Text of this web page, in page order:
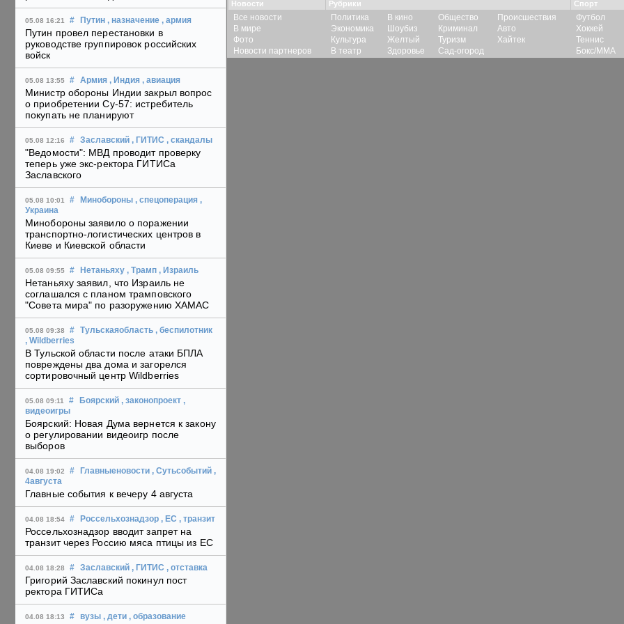
05.08 16:21 # Путин , назначение , армия
Путин провел перестановки в
руководстве группировок российских
войск
05.08 13:55 # Армия , Индия , авиация
Министр обороны Индии закрыл вопрос
о приобретении Су-57: истребитель
покупать не планируют
05.08 12:16 # Заславский , ГИТИС , скандалы
"Ведомости": МВД проводит проверку
теперь уже экс-ректора ГИТИСа
Заславского
05.08 10:01 # Минобороны , спецоперация ,
Украина
Минобороны заявило о поражении
транспортно-логистических центров в
Киеве и Киевской области
05.08 09:55 # Нетаньяху , Трамп , Израиль
Нетаньяху заявил, что Израиль не
соглашался с планом трамповского
"Совета мира" по разоружению ХАМАС
05.08 09:38 # Тульскаяобласть , беспилотник
, Wildberries
В Тульской области после атаки БПЛА
повреждены два дома и загорелся
сортировочный центр Wildberries
05.08 09:11 # Боярский , законопроект ,
видеоигры
Боярский: Новая Дума вернется к закону
о регулировании видеоигр после
выборов
04.08 19:02 # Главныеновости , Сутьсобытий ,
4августа
Главные события к вечеру 4 августа
04.08 18:54 # Россельхознадзор , ЕС , транзит
Россельхознадзор вводит запрет на
транзит через Россию мяса птицы из ЕС
04.08 18:28 # Заславский , ГИТИС , отставка
Григорий Заславский покинул пост
ректора ГИТИСа
04.08 18:13 # вузы , дети , образование
Новости
Все новости
В мире
Фото
Новости партнеров
Рубрики
Политика
Экономика
Культура
В театр
В кино
Шоубиз
Желтый
Здоровье
Общество
Криминал
Туризм
Сад-огород
Происшествия
Авто
Хайтек
Спорт
Футбол
Хоккей
Теннис
Бокс/ММА